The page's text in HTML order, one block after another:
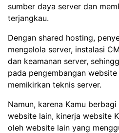
sumber daya server dan
terjangkau.
Dengan shared hosting,
mengelola server, instalasi
dan keamanan server,
pada pengembangan
memikirkan teknis server.
Namun, karena Kamu
website lain, kinerja website
oleh website lain yang